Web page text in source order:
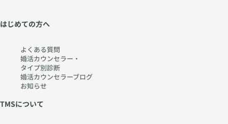
はじめての方へ
よくある質問
婚活カウンセラー・
タイプ別診断
婚活カウンセラーブログ
お知らせ
TMSについて